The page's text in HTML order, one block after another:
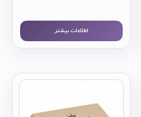
اطلاعات بیشتر